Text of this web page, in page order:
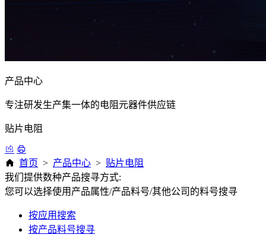
产品中心
专注研发生产集一体的电阻元器件供应链
贴片电阻
首页 > 产品中心 > 贴片电阻
我们提供数种产品搜寻方式:
您可以选择使用产品属性/产品料号/其他公司的料号搜寻
按应用搜索
按产品料号搜寻